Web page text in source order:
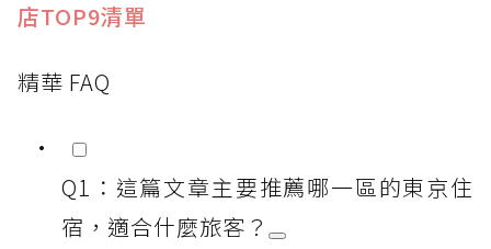
店TOP9清單
精華 FAQ
Q1：這篇文章主要推薦哪一區的東京住
宿，適合什麼旅客？